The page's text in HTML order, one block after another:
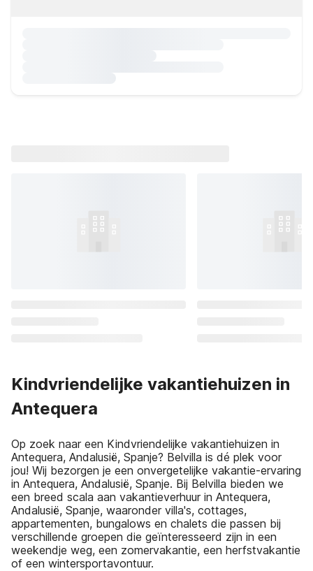
Kindvriendelijke vakantiehuizen in
Antequera
Op zoek naar een Kindvriendelijke vakantiehuizen in
Antequera, Andalusië, Spanje? Belvilla is dé plek voor
jou! Wij bezorgen je een onvergetelijke vakantie-ervaring
in Antequera, Andalusië, Spanje. Bij Belvilla bieden we
een breed scala aan vakantieverhuur in Antequera,
Andalusië, Spanje, waaronder villa's, cottages,
appartementen, bungalows en chalets die passen bij
verschillende groepen die geïnteresseerd zijn in een
weekendje weg, een zomervakantie, een herfstvakantie
of een wintersportavontuur.